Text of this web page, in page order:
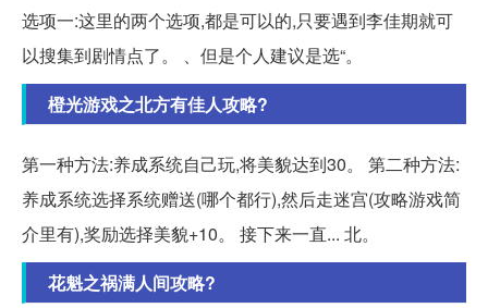
选项一:这里的两个选项,都是可以的,只要遇到李佳期就可
以搜集到剧情点了。 、但是个人建议是选“。
橙光游戏之北方有佳人攻略?
第一种方法:养成系统自己玩,将美貌达到30。 第二种方法:
养成系统选择系统赠送(哪个都行),然后走迷宫(攻略游戏简
介里有),奖励选择美貌+10。 接下来一直... 北。
花魁之祸满人间攻略?